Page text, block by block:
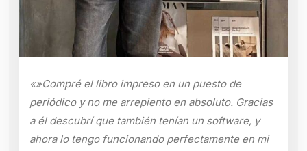
«»Compré el libro impreso en un puesto de
periódico y no me arrepiento en absoluto. Gracias
a él descubrí que también tenían un software, y
ahora lo tengo funcionando perfectamente en mi